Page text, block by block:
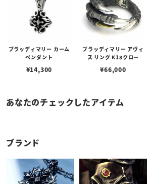
ブラッディマリー カーム
ペンダント
¥14,300
ブラッディマリー アヴィ
ス リング K18クロー
¥66,000
あなたのチェックしたアイテム
ブランド